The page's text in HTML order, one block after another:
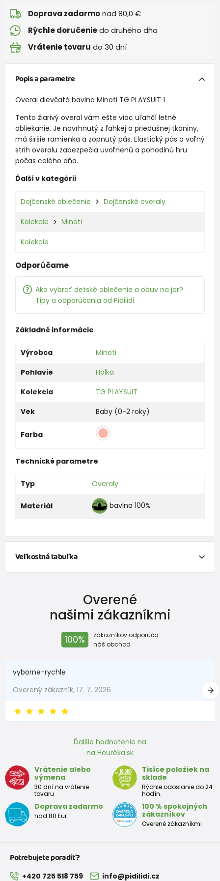
Doprava zadarmonad 80,0 €
Rýchle doručeniedo druhého dňa
Vrátenie tovaru do 30 dní
Popis a parametre
Overal dievčatá bavlna Minoti TG PLAYSUIT 1
Tento žiarivý overal vám ešte viac uľahčí letné
obliekanie. Je navrhnutý z ľahkej a priedušnej tkaniny,
má širšie ramienka a zopnutý pás. Elastický pás a voľný
strih overalu zabezpečia uvoľnenú a pohodlnú hru
počas celého dňa.
Ďalší v kategórii
Dojčenské oblečenie Dojčenské overaly
Kolekcie Minoti
Kolekcie
Odporúčame
Ako vybrať detské oblečenie a obuv na jar?
Tipy a odporúčania od Pidilidi
Základné informácie
Výrobca
Minoti
Pohlavie
Holka
Kolekcia
TG PLAYSUIT
Vek
Baby (0-2 roky)
Farba
Technické parametre
Typ Overaly
Materiál bavlna 100%
Veľkostná tabuľka
Výška (cm)
New Baby do 50 do 3,4
Do 1 mesiaca do 56 do 4,5
6 - 9 mesiace 68 -74 8 - 9,5
9 - 12 mesiace 74-80 9,5 - 11
Približná tabuľka veľkosti batoľaťa
Veľkosť
Výška
(cm)
Prsia
(cm)
Pás
(cm)
(cm)
12
mesiacov
68 - 80 47 52
2 roky
Overené
našimi zákazníkmi
100%
zákazníkov odporúča
náš obchod
vyborne-rychle
Overený zákazník, 17. 7. 2026
Ďalšie hodnotenie na
na Heuréka.sk
Vrátenie alebo
výmena
30 dní na vrátenie
tovaru
Tisíce položiek na
sklade
Rýchle odoslanie do 24
hodín.
Doprava zadarmo
nad 80 Eur
100 % spokojných
zákazníkov
Overené zákazníkmi
Potrebujete poradiť?
+420 725 518 759 info@pidilidi.cz